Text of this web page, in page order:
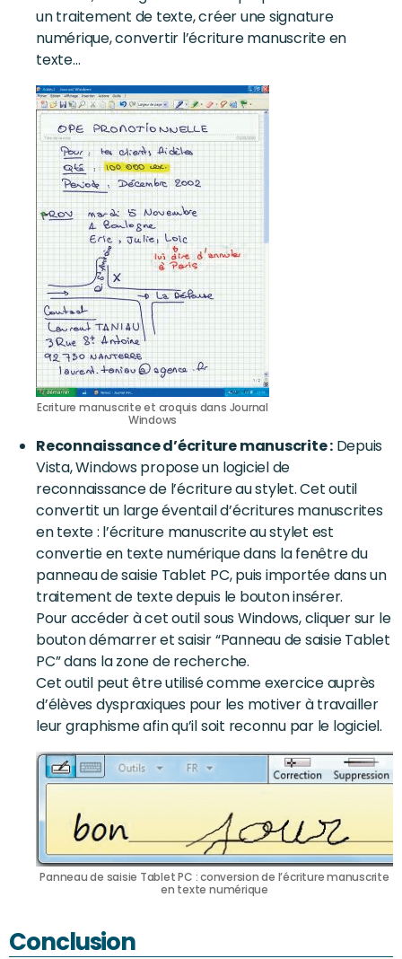
un traitement de texte, créer une signature
numérique, convertir l’écriture manuscrite en
texte…
Ecriture manuscrite et croquis dans Journal
Windows
Reconnaissance d’écriture manuscrite :Depuis
Vista, Windows propose un logiciel de
reconnaissance de l’écriture au stylet. Cet outil
convertit un large éventail d’écritures manuscrites
en texte : l’écriture manuscrite au stylet est
convertie en texte numérique dans la fenêtre du
panneau de saisie Tablet PC, puis importée dans un
traitement de texte depuis le bouton insérer.
Pour accéder à cet outil sous Windows, cliquer sur le
bouton démarrer et saisir “Panneau de saisie Tablet
PC” dans la zone de recherche.
Cet outil peut être utilisé comme exercice auprès
d’élèves dyspraxiques pour les motiver à travailler
leur graphisme afin qu’il soit reconnu par le logiciel.
Panneau de saisie Tablet PC : conversion de l’écriture manuscrite
en texte numérique
Conclusion